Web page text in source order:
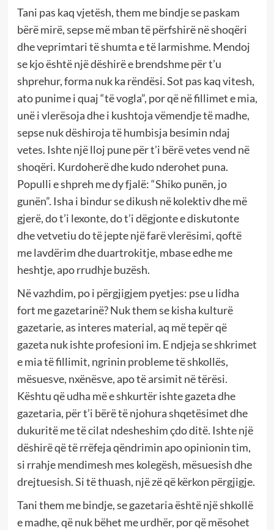
Tani pas kaq vjetësh, them me bindje se paskam
bërë mirë, sepse më mban të përfshirë në shoqëri
dhe veprimtari të shumta e të larmishme. Mendoj
se kjo është një dëshirë e brendshme për t’u
shprehur, forma nuk ka rëndësi. Sot pas kaq vitesh,
ato punime i quaj “të vogla”, por që në fillimet e mia,
unë i vlerësoja dhe i kushtoja vëmendje të madhe,
sepse nuk dëshiroja të humbisja besimin ndaj
vetes. Ishte një lloj pune për t’i bërë vetes vend në
shoqëri. Kurdoherë dhe kudo nderohet puna.
Populli e shpreh me dy fjalë: “Shiko punën, jo
gunën”. Isha i bindur se dikush në kolektiv dhe më
gjerë, do t’i lexonte, do t’i dëgjonte e diskutonte
dhe vetvetiu do të jepte një farë vlerësimi, qoftë
me lavdërim dhe duartrokitje, mbase edhe me
heshtje, apo rrudhje buzësh.
Në vazhdim, po i përgjigjem pyetjes: pse u lidha
fort me gazetarinë? Nuk them se kisha kulturë
gazetarie, as interes material, aq më tepër që
gazeta nuk ishte profesioni im. E ndjeja se shkrimet
e mia të fillimit, ngrinin probleme të shkollës,
mësuesve, nxënësve, apo të arsimit në tërësi.
Kështu që udha më e shkurtër ishte gazeta dhe
gazetaria, për t’i bërë të njohura shqetësimet dhe
dukuritë me të cilat ndesheshim çdo ditë. Ishte një
dëshirë që të rrëfeja qëndrimin apo opinionin tim,
si rrahje mendimesh mes kolegësh, mësuesish dhe
drejtuesish. Si të thuash, një zë që kërkon përgjigje.
Tani them me bindje, se gazetaria është një shkollë
e madhe, që nuk bëhet me urdhër, por që mësohet